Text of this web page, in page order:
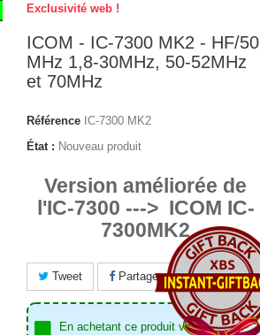
Exclusivité web !
ICOM - IC-7300 MK2 - HF/50
MHz 1,8-30MHz, 50-52MHz
et 70MHz
Référence IC-7300 MK2
État : Nouveau produit
Version améliorée de
l'IC-7300 ---> ICOM IC-
7300MK2
Tweet Partager Pinterest
En achetant ce produit vous pouvez